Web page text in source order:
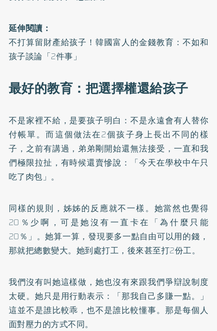
延伸閱讀：
不打算留財產給孩子！韓國富人的金錢教育：不如和
孩子談論「2件事」
最好的教育：把選擇權還給孩子
不是家裡不給，是要孩子明白：不是永遠會有人替你
付帳單。而這個做法在2個孩子身上長出不同的樣
子，之前有講過，弟弟剛開始還無法接受，一直和我
們極限拉扯，有時候還賣慘說：「今天在學校中午只
吃了肉包」。
同樣的規則，姊姊的反應就不一樣。她當然也覺得
20％少啊，可是她沒有一直卡在「為什麼只能
20％」。她算一算，發現要多一點自由可以用的錢，
那就把總數變大。她到處打工，後來甚至打2份工。
我們沒有叫她這樣做，她也沒有來跟我們爭辯說制度
太硬。她只是用行動表示：「那我自己多賺一點。」
這並不是誰比較乖，也不是誰比較懂事。那是每個人
面對壓力的方式不同。